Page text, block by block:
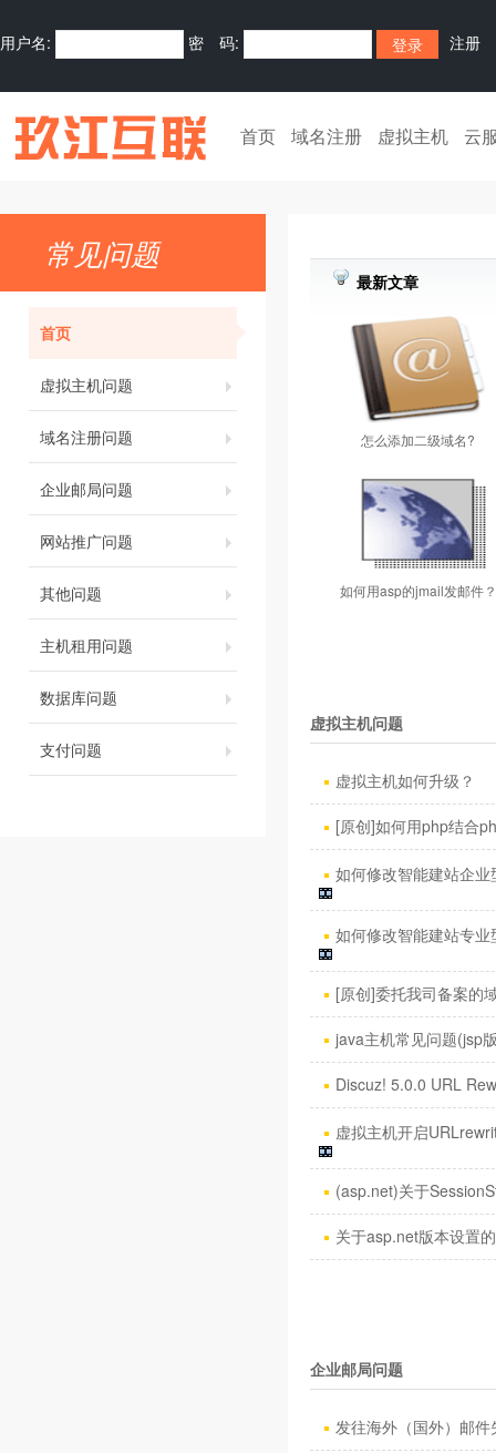
用户名: 密 码: 注册
首页 域名注册 虚拟主机 云
常见问题
首页
虚拟主机问题
域名注册问题
企业邮局问题
网站推广问题
其他问题
主机租用问题
数据库问题
支付问题
最新文章
怎么添加二级域名?
如何用asp的jmail发邮件？
虚拟主机问题
虚拟主机如何升级？
[原创]如何用php结合
如何修改智能建站企
如何修改智能建站专
[原创]委托我司备案的
java主机常见问题(jsp
Discuz! 5.0.0 URL
虚拟主机开启
(asp.net)关于
关于asp.net版本设置
企业邮局问题
发往海外（国外）邮